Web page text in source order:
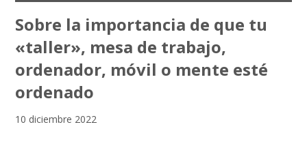
Sobre la importancia de que tu
«taller», mesa de trabajo,
ordenador, móvil o mente esté
ordenado
10 diciembre 2022